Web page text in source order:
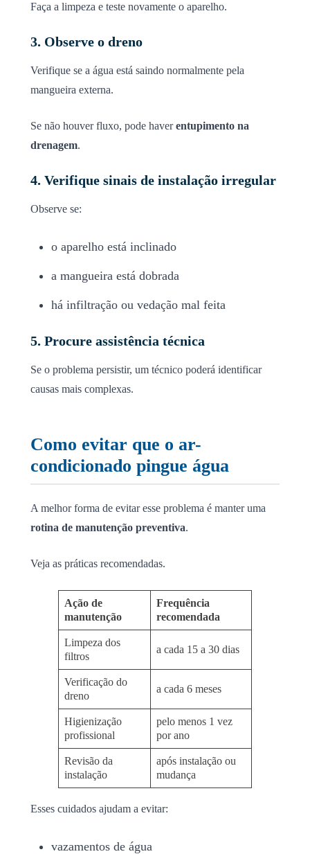
Faça a limpeza e teste novamente o aparelho.
3. Observe o dreno
Verifique se a água está saindo normalmente pela
mangueira externa.
Se não houver fluxo, pode haverentupimento na
drenagem.
4. Verifique sinais de instalação irregular
Observe se:
o aparelho está inclinado
a mangueira está dobrada
há infiltração ou vedação mal feita
5. Procure assistência técnica
Se o problema persistir, um técnico poderá identificar
causas mais complexas.
Como evitar que o ar-
condicionado pingue água
A melhor forma de evitar esse problema é manter uma
rotina de manutenção preventiva.
Veja as práticas recomendadas.
Ação de
manutenção
Frequência
recomendada
Limpeza dos
filtros
a cada 15 a 30 dias
Verificação do
dreno
a cada 6 meses
Higienização
profissional
pelo menos 1 vez
por ano
Revisão da
instalação
após instalação ou
mudança
Esses cuidados ajudam a evitar:
vazamentos de água